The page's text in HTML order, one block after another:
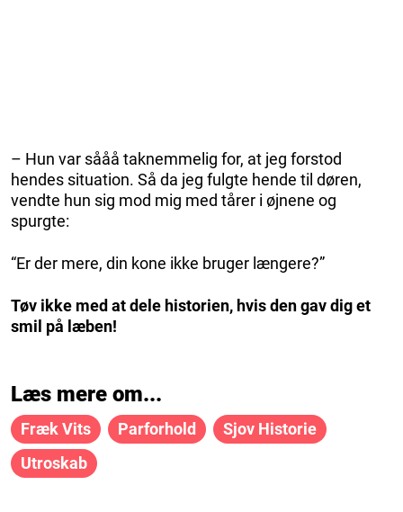
– Hun var sååå taknemmelig for, at jeg forstod
hendes situation. Så da jeg fulgte hende til døren,
vendte hun sig mod mig med tårer i øjnene og
spurgte:
“Er der mere, din kone ikke bruger længere?”
Tøv ikke med at dele historien, hvis den gav dig et
smil på læben!
Læs mere om...
Fræk Vits Parforhold
Sjov Historie
Utroskab